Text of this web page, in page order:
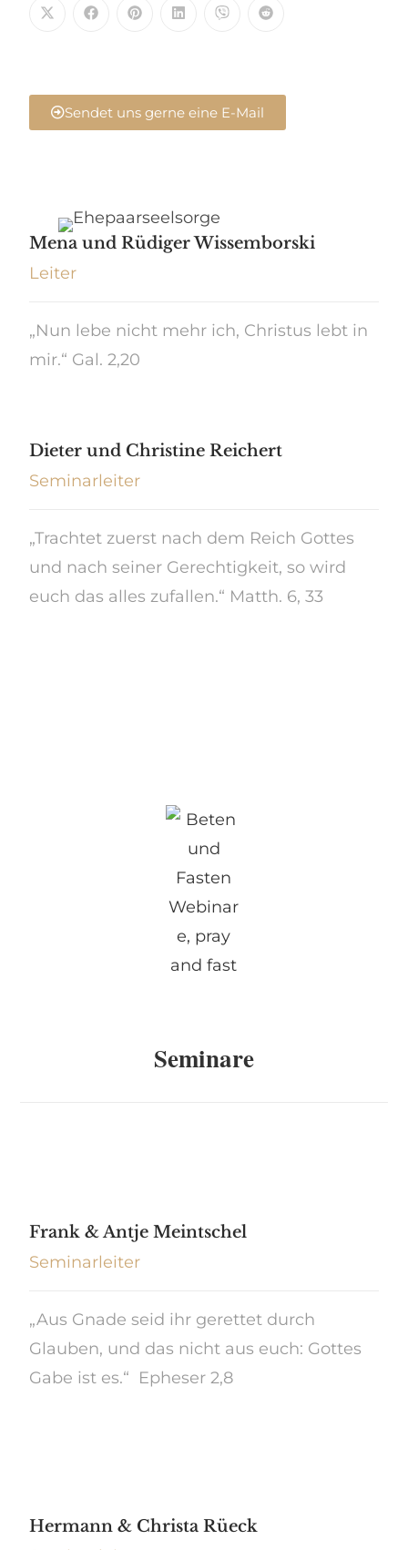
Sendet uns gerne eine E-Mail
Mena und Rüdiger Wissemborski
Leiter
„Nun lebe nicht mehr ich, Christus lebt in
mir.“ Gal. 2,20
Dieter und Christine Reichert
Seminarleiter
„Trachtet zuerst nach dem Reich Gottes
und nach seiner Gerechtigkeit, so wird
euch das alles zufallen.“ Matth. 6, 33
Seminare
Frank & Antje Meintschel
Seminarleiter
„Aus Gnade seid ihr gerettet durch
Glauben, und das nicht aus euch: Gottes
Gabe ist es.“ Epheser 2,8
Hermann & Christa Rüeck